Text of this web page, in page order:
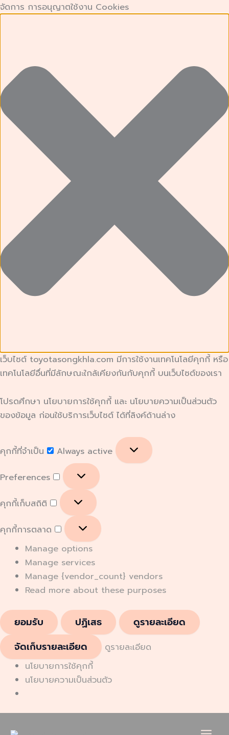
จัดการ การอนุญาตใช้งาน Cookies
เว็บไซต์ toyotasongkhla.com มีการใช้งานเทคโนโลยีคุกกี้ หรือ
เทคโนโลยีอื่นที่มีลักษณะใกล้เคียงกันกับคุกกี้ บนเว็บไซต์ของเรา
โปรดศึกษา นโยบายการใช้คุกกี้ และ นโยบายความเป็นส่วนตัว
ของข้อมูล ก่อนใช้บริการเว็บไซต์ ได้ที่ลิงค์ด้านล่าง
คุกกี้ที่จำเป็น
คุกกี้
ที่
Always active
Preferences
Preferences
คุกกี้เก็บสถิติ
คุกกี้
เก็บ
คุกกี้การตลาด
คุกกี้
การ
Manage options
Manage services
Manage {vendor_count} vendors
Read more about these purposes
ยอมรับ ปฏิเสธ
ดูรายละเอียด
จัดเก็บรายละเอียด
ดูรายละเอียด
นโยบายการใช้คุกกี้
นโยบายความเป็นส่วนตัว
Skip